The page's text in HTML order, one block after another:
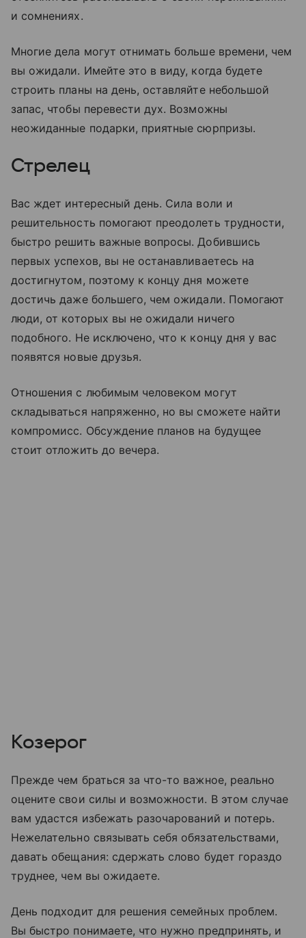
и сомнениях.
Многие дела могут отнимать больше времени, чем
вы ожидали. Имейте это в виду, когда будете
строить планы на день, оставляйте небольшой
запас, чтобы перевести дух. Возможны
неожиданные подарки, приятные сюрпризы.
Стрелец
Вас ждет интересный день. Сила воли и
решительность помогают преодолеть трудности,
быстро решить важные вопросы. Добившись
первых успехов, вы не останавливаетесь на
достигнутом, поэтому к концу дня можете
достичь даже большего, чем ожидали. Помогают
люди, от которых вы не ожидали ничего
подобного. Не исключено, что к концу дня у вас
появятся новые друзья.
Отношения с любимым человеком могут
складываться напряженно, но вы сможете найти
компромисс. Обсуждение планов на будущее
стоит отложить до вечера.
Козерог
Прежде чем браться за что-то важное, реально
оцените свои силы и возможности. В этом случае
вам удастся избежать разочарований и потерь.
Нежелательно связывать себя обязательствами,
давать обещания: сдержать слово будет гораздо
труднее, чем вы ожидаете.
День подходит для решения семейных проблем.
Вы быстро понимаете, что нужно предпринять, и